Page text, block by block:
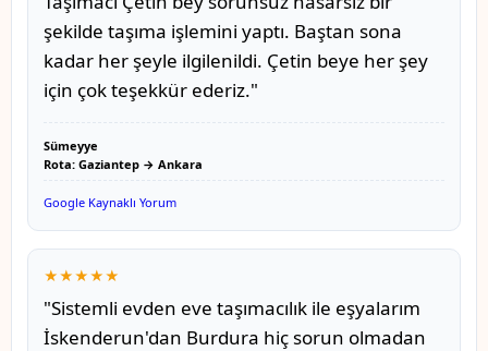
şekilde taşıma işlemini yaptı. Baştan sona
kadar her şeyle ilgilenildi. Çetin beye her şey
için çok teşekkür ederiz."
Sümeyye
Rota: Gaziantep → Ankara
Google Kaynaklı Yorum
★★★★★
"Sistemli evden eve taşımacılık ile eşyalarım
İskenderun'dan Burdura hiç sorun olmadan